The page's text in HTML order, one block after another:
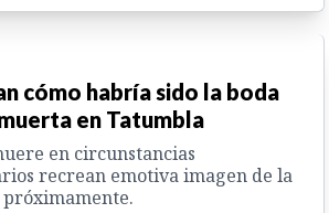
cómo habría sido la boda
en Tatumbla
en circunstancias
recrean emotiva imagen de la